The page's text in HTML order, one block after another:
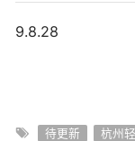
9.8.28
待更新 杭州